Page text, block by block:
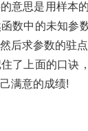
思是用样本的
数中的未知参
后求参数的驻
上面的口诀，
满意的成绩!